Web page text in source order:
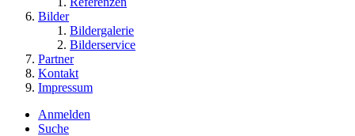
Bilder
Bildergalerie
Bilderservice
Partner
Kontakt
Impressum
Anmelden
Suche